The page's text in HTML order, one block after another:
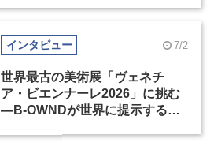
インタビュー 7/2
世界最古の美術展「ヴェネチ
ア・ビエンナーレ2026」に挑む
―B-OWNDが世界に提示する美